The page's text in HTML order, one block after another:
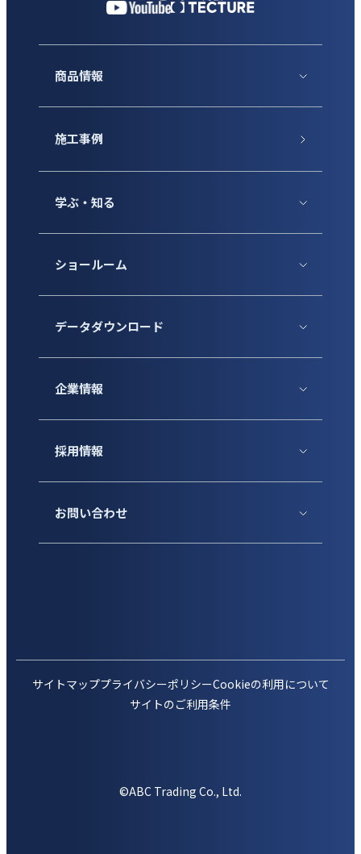
商品情報
施工事例
学ぶ・知る
ショールーム
データダウンロード
企業情報
採用情報
お問い合わせ
サイトマッププライバシーポリシーCookieの利用について
サイトのご利用条件
©ABC Trading Co., Ltd.